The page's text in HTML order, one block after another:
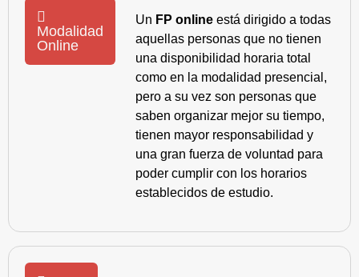
Modalidad
Online
Un FP online está dirigido a todas
aquellas personas que no tienen
una disponibilidad horaria total
como en la modalidad presencial,
pero a su vez son personas que
saben organizar mejor su tiempo,
tienen mayor responsabilidad y
una gran fuerza de voluntad para
poder cumplir con los horarios
establecidos de estudio.